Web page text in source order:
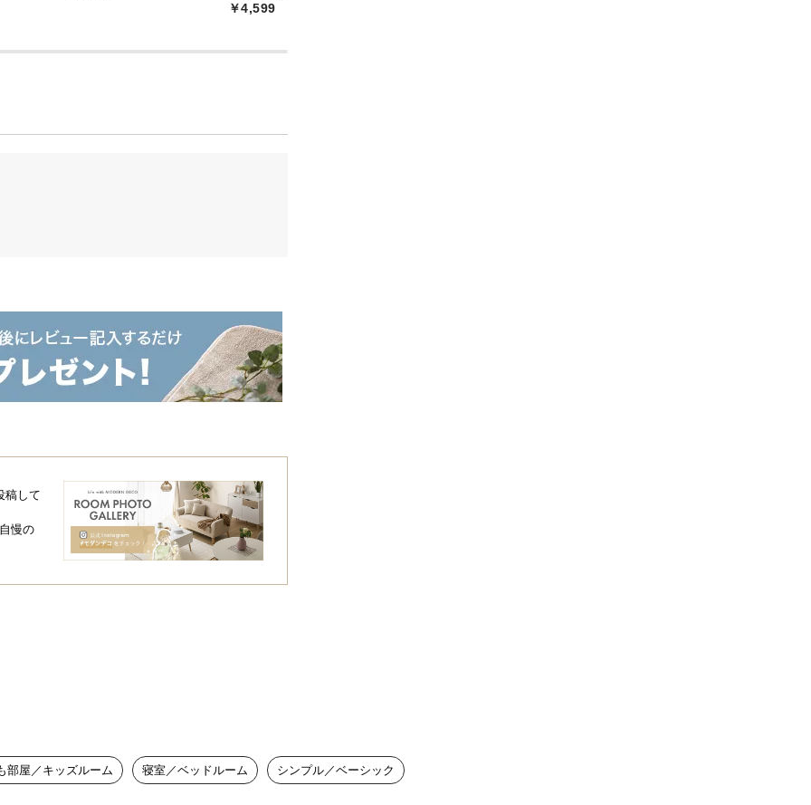
￥4,599
稿して
慢の
部屋／キッズルーム 寝室／ベッドルーム シンプル／ベーシック